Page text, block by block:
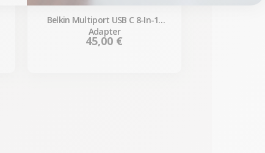
Belkin Multiport USB C 8-In-1-
Adapter
Preis
45,00 €